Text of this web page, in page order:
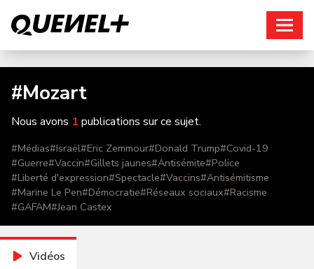
#Mozart
Nous avons 1 publications sur ce sujet.
#Médias#Israël#Eric Zemmour#Donald Trump#Covid-19
#Guerre#Vaccin#Gillets jaunes#Antisémite#Police
#Liberté d'expression#Spectacle#Vaccins#Antisémitisme
#Marine Le Pen#Démocratie#Réseaux sociaux#Racisme
#GAFAM#Jean Castex
Vidéos